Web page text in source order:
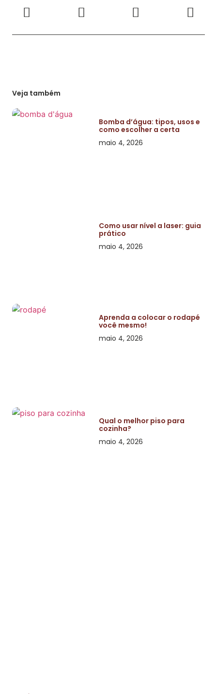
Veja também
Bomba d’água: tipos, usos e
como escolher a certa
maio 4, 2026
Como usar nível a laser: guia
prático
maio 4, 2026
Aprenda a colocar o rodapé
você mesmo!
maio 4, 2026
Qual o melhor piso para
cozinha?
maio 4, 2026